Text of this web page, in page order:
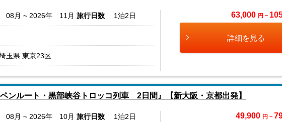
08月 ~ 2026年 11月 旅行日数 1泊2日
玉県 東京23区
63,000 円 ~
詳細を見る
ペンルート・黒部峡谷トロッコ列車 2日間』【新大阪・京都出発】
08月 ~ 2026年 10月 旅行日数 1泊2日 49,900 円 ~